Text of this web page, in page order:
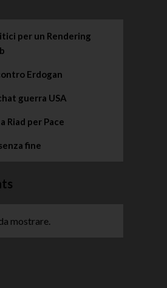
per un Rendering
Erdogan
guerra USA
Riad per Pace
fine
mostrare.